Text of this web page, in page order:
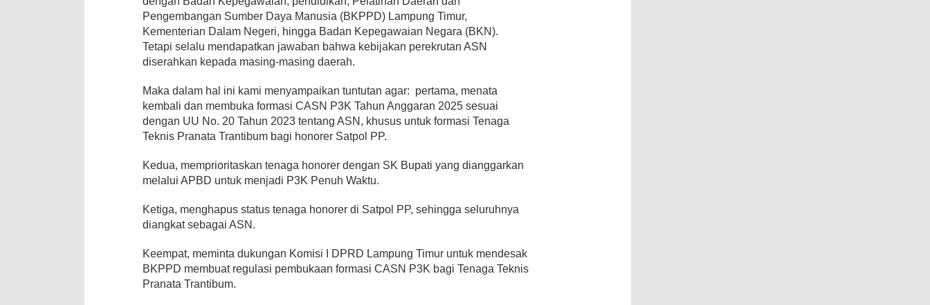
Pengembangan Sumber Daya Manusia (BKPPD) Lampung Timur,
Kementerian Dalam Negeri, hingga Badan Kepegawaian Negara (BKN).
Tetapi selalu mendapatkan jawaban bahwa kebijakan perekrutan ASN
diserahkan kepada masing-masing daerah.
Maka dalam hal ini kami menyampaikan tuntutan agar: pertama, menata
kembali dan membuka formasi CASN P3K Tahun Anggaran 2025 sesuai
dengan UU No. 20 Tahun 2023 tentang ASN, khusus untuk formasi Tenaga
Teknis Pranata Trantibum bagi honorer Satpol PP.
Kedua, memprioritaskan tenaga honorer dengan SK Bupati yang dianggarkan
melalui APBD untuk menjadi P3K Penuh Waktu.
Ketiga, menghapus status tenaga honorer di Satpol PP, sehingga seluruhnya
diangkat sebagai ASN.
Keempat, meminta dukungan Komisi I DPRD Lampung Timur untuk mendesak
BKPPD membuat regulasi pembukaan formasi CASN P3K bagi Tenaga Teknis
Pranata Trantibum.